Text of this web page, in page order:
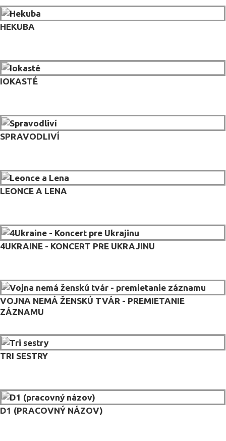
HEKUBA
IOKASTÉ
SPRAVODLIVÍ
LEONCE A LENA
4UKRAINE - KONCERT PRE UKRAJINU
VOJNA NEMÁ ŽENSKÚ TVÁR - PREMIETANIE
ZÁZNAMU
TRI SESTRY
D1 (PRACOVNÝ NÁZOV)